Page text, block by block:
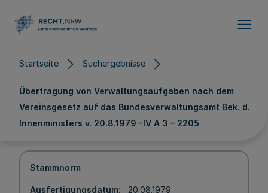
Startseite Suchergebnisse
Übertragung von Verwaltungsaufgaben nach dem
Vereinsgesetz auf das Bundesverwaltungsamt Bek. d.
Innenministers v. 20.8.1979 -IV A 3 – 2205
Stammnorm
Ausfertigungsdatum 20.08.1979